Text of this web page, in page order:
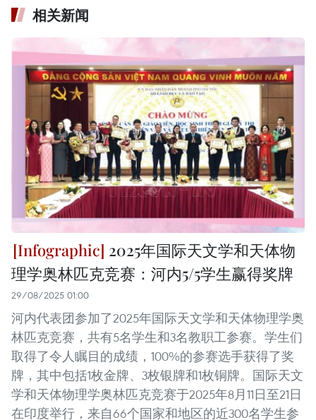
相关新闻
2025年国际天文学和天体物
理学奥林匹克竞赛：河内5/5学生赢得奖牌
29/08/2025 01:00
河内代表团参加了2025年国际天文学和天体物理学奥
林匹克竞赛，共有5名学生和3名教职工参赛。学生们
取得了令人瞩目的成绩，100%的参赛选手获得了奖
牌，其中包括1枚金牌、3枚银牌和1枚铜牌。国际天文
学和天体物理学奥林匹克竞赛于2025年8月11日至21日
在印度举行，来自66个国家和地区的近300名学生参